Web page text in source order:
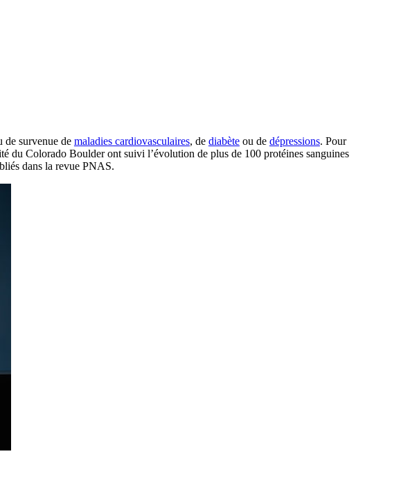
de survenue de maladies cardiovasculaires, de diabèteou de dépressions. Pour
du Colorado Boulder ont suivi l’évolution de plus de 100 protéines sanguines
dans la revue PNAS.